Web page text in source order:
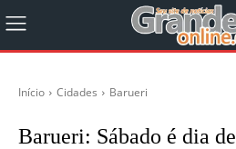
Início Cidades Barueri
Barueri: Sábado é dia